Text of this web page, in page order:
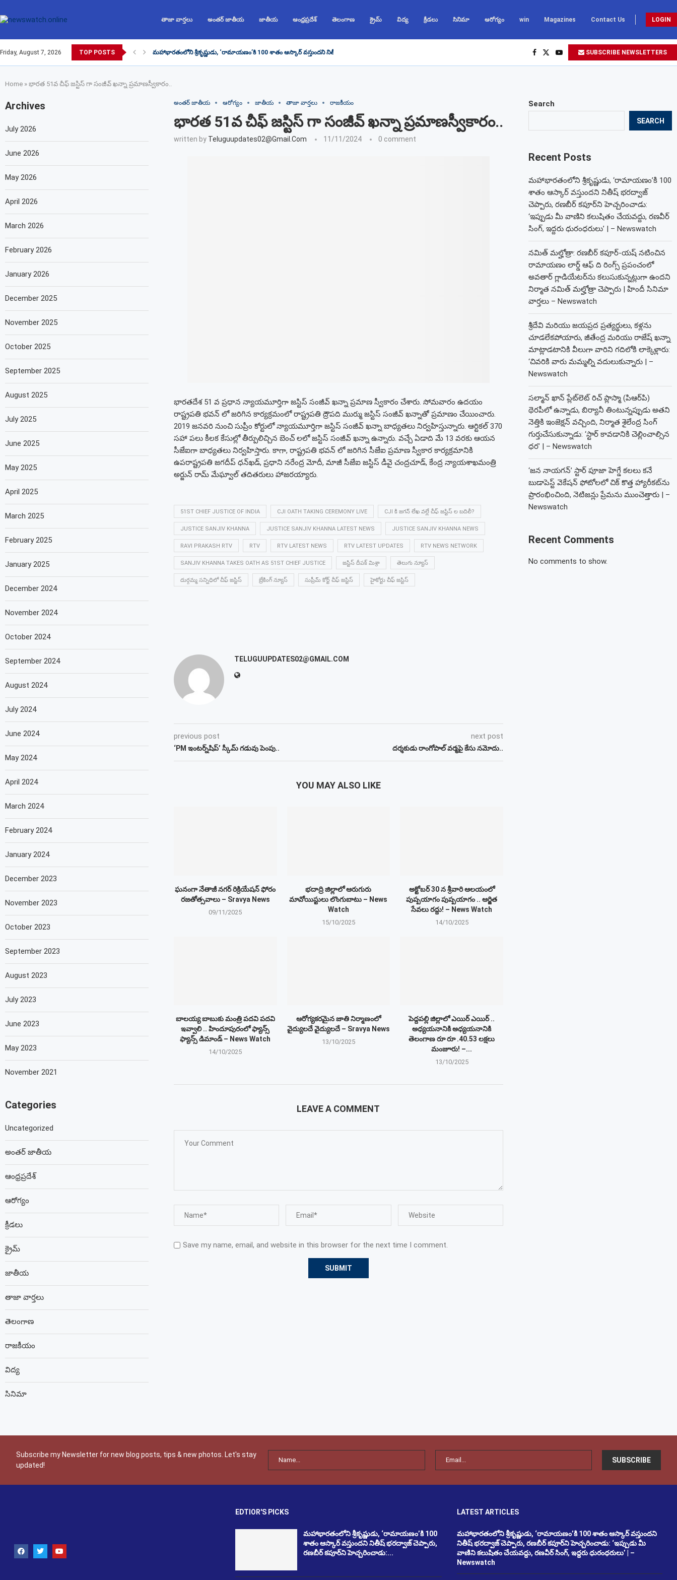
తాజా వార్తలు అంతర్ జాతీయ జాతీయ ఆంధ్రప్రదేశ్ తెలంగాణ క్రైమ్ విద్య క్రీడలు సినిమా ఆరోగ్యం win Magazines Contact Us LOGIN
Friday, August 7, 2026 TOP POSTS మహాభారతంలోని శ్రీకృష్ణుడు, ‘రామాయణం’కి 100 శాతం ఆస్కార్ వస్తుందని నితీష్ భరద్వాజ్ చెప్పారు, రణబీర్... SUBSCRIBE NEWSLETTERS
Home » భారత 51వ చీఫ్ జస్టిస్ గా సంజీవ్ ఖన్నా ప్రమాణస్వీకారం..
అంతర్ జాతీయ ఆరోగ్యం జాతీయ తాజా వార్తలు రాజకీయం
భారత 51వ చీఫ్ జస్టిస్ గా సంజీవ్ ఖన్నా ప్రమాణస్వీకారం..
written by Teluguupdates02@gmail.com 11/11/2024 0 comment
భారతదేశ 51 వ ప్రధాన న్యాయమూర్తిగా జస్టిస్ సంజీవ్ ఖన్నా ప్రమాణ స్వీకారం చేశారు. సోమవారం ఉదయం
రాష్ట్రపతి భవన్ లో జరిగిన కార్యక్రమంలో రాష్ట్రపతి ద్రౌపది ముర్ము జస్టిస్ సంజీవ్ ఖన్నాతో ప్రమాణం చేయించారు.
2019 జనవరి నుంచి సుప్రీం కోర్టులో న్యాయమూర్తిగా జస్టిస్ సంజీవ్ ఖన్నా బాధ్యతలు నిర్వహిస్తున్నారు. ఆర్టికల్ 370
సహా పలు కీలక కేసుల్లో తీర్పులిచ్చిన బెంచ్ లలో జస్టిస్‌ సంజీవ్‌ ఖన్నా ఉన్నారు. వచ్చే ఏడాది మే 13 వరకు ఆయన
సీజేఐగా బాధ్యతలు నిర్వహిస్తారు. కాగా, రాష్ట్రపతి భవన్ లో జరిగిన సీజేఐ ప్రమాణ స్వీకార కార్యక్రమానికి
ఉపరాష్ట్రపతి జగదీప్ ధన్‌ఖడ్‌, ప్రధాని నరేంద్ర మోదీ, మాజీ సీజేఐ జస్టిస్ డీవై చంద్రచూడ్, కేంద్ర న్యాయశాఖమంత్రి
అర్జున్‌ రామ్‌ మేఘ్వాల్‌ తదితరులు హాజరయ్యారు.
51ST CHIEF JUSTICE OF INDIA CJI OATH TAKING CEREMONY LIVE CJI కి జగన్ లేఖ వల్లే చీఫ్ జస్టిస్ ల బదిలీ?
JUSTICE SANJIV KHANNA JUSTICE SANJIV KHANNA LATEST NEWS JUSTICE SANJIV KHANNA NEWS
RAVI PRAKASH RTV RTV RTV LATEST NEWS RTV LATEST UPDATES RTV NEWS NETWORK
SANJIV KHANNA TAKES OATH AS 51ST CHIEF JUSTICE జస్టిస్ దీపక్ మిశ్రా తెలుగు న్యూస్
దుర్గమ్మ సన్నిధిలో చీఫ్ జస్టిస్ బ్రేకింగ్ న్యూస్ సుప్రీమ్ కోర్ట్ చీఫ్ జస్టిస్ హైకోర్టు చీఫ్ జస్టిస్
TELUGUUPDATES02@GMAIL.COM
previous post
‘PM ఇంటర్న్‌షిప్’ స్కీమ్‌ గడువు పెంపు..
next post
దర్శకుడు రాంగోపాల్ వర్మపై కేసు నమోదు..
YOU MAY ALSO LIKE
ఘనంగా నేతాజీ నగర్ రిక్రియేషన్ ఫోరం
రజతోత్సవాలు – Sravya News
09/11/2025
భదాద్రి జిల్లాలో ఆరుగురు
మావోయిస్టులు లొంగుబాటు – News
Watch
15/10/2025
అక్టోబర్ 30 న శ్రీవారి ఆలయంలో
పుష్పయాగం పుష్పయాగం .. ఆర్జిత
సేవలు ర‌ద్దు! – News Watch
14/10/2025
బాలయ్య బాబుకు మంత్రి పదవి పదవి
ఇవ్వాలి .. హిందూపురంలో ఫ్యాన్స్
ఫ్యాన్స్ డిమాండ్ – News Watch
14/10/2025
ఆరోగ్యకరమైన జాతి నిర్మాణంలో
వైద్యులదే వైద్యులదే – Sravya News
13/10/2025
పెద్దపల్లి జిల్లాలో ఎయిర్‌ ఎయిర్‌ ..
అధ్యయనానికి అధ్యయనానికి
తెలంగాణ రూ రూ .40.53 లక్షలు
మంజూరు! –...
13/10/2025
LEAVE A COMMENT
Save my name, email, and website in this browser for the next time I comment.
Search
SEARCH
Recent Posts
మహాభారతంలోని శ్రీకృష్ణుడు, ‘రామాయణం’కి 100
శాతం ఆస్కార్ వస్తుందని నితీష్ భరద్వాజ్
చెప్పారు, రణబీర్ కపూర్‌ని హెచ్చరించాడు:
‘ఇప్పుడు మీ వాణిని కలుషితం చేయవద్దు, రణవీర్
సింగ్, ఇద్దరు ధురంధరులు’ | – Newswatch
నమిత్ మల్హోత్రా: రణబీర్ కపూర్-యష్ నటించిన
రామాయణం లార్డ్ ఆఫ్ ది రింగ్స్ ప్రపంచంలో
అవతార్ గ్లాడియేటర్‌ను కలుసుకున్నట్లుగా ఉందని
నిర్మాత నమిత్ మల్హోత్రా చెప్పారు | హిందీ సినిమా
వార్తలు – Newswatch
శ్రీదేవి మరియు జయప్రద ప్రత్యర్థులు, కళ్లను
చూడలేకపోయారు, జీతేంద్ర మరియు రాజేష్ ఖన్నా
మాట్లాడటానికి వీలుగా వారిని గదిలోకి లాక్కెళ్లారు:
‘చివరికి వారు మమ్మల్ని వదులుకున్నారు | –
Newswatch
సల్మాన్ ఖాన్ ప్లేట్‌లెట్ రిచ్ ప్లాస్మా (పిఆర్‌పి)
థెరపీలో ఉన్నాడు, బిర్యానీ తింటున్నప్పుడు అతని
నెత్తికి ఇంజెక్షన్ వచ్చింది, నిర్మాత శైలేంద్ర సింగ్
గుర్తుచేసుకున్నాడు: ‘స్టార్ కావడానికి చెల్లించాల్సిన
ధర’ | – Newswatch
‘జన నాయగన్’ స్టార్ పూజా హెగ్డే కలలు కనే
బుడాపెస్ట్ వెకేషన్ ఫోటోలలో చిక్ కొత్త హ్యారీకట్‌ను
ప్రారంభించింది, నెటిజన్లు ప్రేమను ముంచెత్తారు | –
Newswatch
Recent Comments
No comments to show.
Archives
July 2026
June 2026
May 2026
April 2026
March 2026
February 2026
January 2026
December 2025
November 2025
October 2025
September 2025
August 2025
July 2025
June 2025
May 2025
April 2025
March 2025
February 2025
January 2025
December 2024
November 2024
October 2024
September 2024
August 2024
July 2024
June 2024
May 2024
April 2024
March 2024
February 2024
January 2024
December 2023
November 2023
October 2023
September 2023
August 2023
July 2023
June 2023
May 2023
November 2021
Categories
Uncategorized
అంతర్ జాతీయ
ఆంధ్రప్రదేశ్
ఆరోగ్యం
క్రీడలు
క్రైమ్
జాతీయ
తాజా వార్తలు
తెలంగాణ
రాజకీయం
విద్య
సినిమా
Subscribe my Newsletter for new blog posts, tips & new photos. Let's stay
updated!
EDTIOR'S PICKS
మహాభారతంలోని శ్రీకృష్ణుడు, ‘రామాయణం’కి 100
శాతం ఆస్కార్ వస్తుందని నితీష్ భరద్వాజ్ చెప్పారు,
రణబీర్ కపూర్‌ని హెచ్చరించాడు:...
LATEST ARTICLES
మహాభారతంలోని శ్రీకృష్ణుడు, ‘రామాయణం’కి 100 శాతం ఆస్కార్ వస్తుందని
నితీష్ భరద్వాజ్ చెప్పారు, రణబీర్ కపూర్‌ని హెచ్చరించాడు: ‘ఇప్పుడు మీ
వాణిని కలుషితం చేయవద్దు, రణవీర్ సింగ్, ఇద్దరు ధురంధరులు’ | –
Newswatch